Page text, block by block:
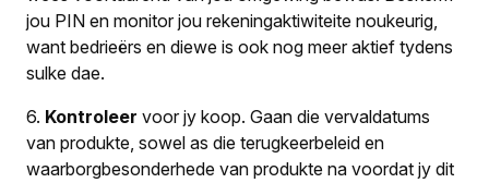
jou PIN en monitor jou rekeningaktiwiteite noukeurig,
want bedrieërs en diewe is ook nog meer aktief tydens
sulke dae.
6. Kontroleer voor jy koop. Gaan die vervaldatums
van produkte, sowel as die terugkeerbeleid en
waarborgbesonderhede van produkte na voordat jy dit